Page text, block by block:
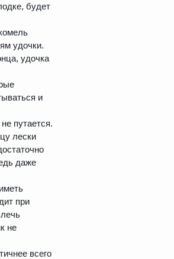
будет
удочки.
удочка
и
путается.
лески
даже
при
не
всего